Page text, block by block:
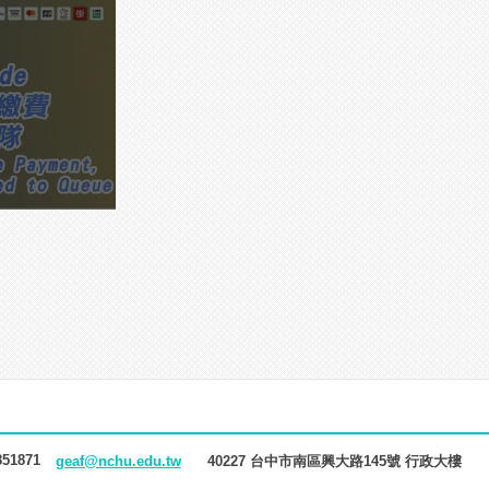
geaf@nchu.edu.tw 40227 台中市南區興大路145號 行政大樓